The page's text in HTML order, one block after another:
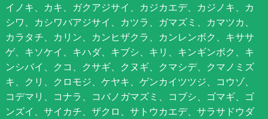
イノキ、カキ、ガクアジサイ、カジカエデ、カジノキ、カ
シワ、カシワバアジサイ、カツラ、ガマズミ、カマツカ、
カラタチ、カリン、カンヒザクラ、カンレンボク、キササ
ゲ、キソケイ、キハダ、キブシ、キリ、キンギンボク、キ
ンシバイ、クコ、クサギ、クヌギ、クマシデ、クマノミズ
キ、クリ、クロモジ、ケヤキ、ゲンカイツツジ、コウゾ、
コデマリ、コナラ、コバノガマズミ、コブシ、ゴマギ、ゴ
ンズイ、サイカチ、ザクロ、サトウカエデ、サラサドウダ